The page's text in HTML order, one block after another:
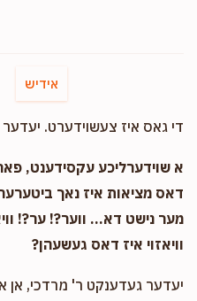
אידיש
די גאס איז צעשוידערט.
א שוידערליכע עקסידענט,
דאס מציאות איז נאך
מער נישט דא... ווער?! ער?!
וויאזוי איז דאס געשעהן?
יעדער געדענקט ר' מרדכי, אן